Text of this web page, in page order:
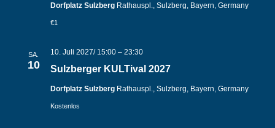
Dorfplatz Sulzberg Rathauspl., Sulzberg, Bayern, Germany
€1
SA.
10 Sulzberger KULTival 2027
10. Juli 2027/ 15:00– 23:30
Dorfplatz Sulzberg Rathauspl., Sulzberg, Bayern, Germany
Kostenlos